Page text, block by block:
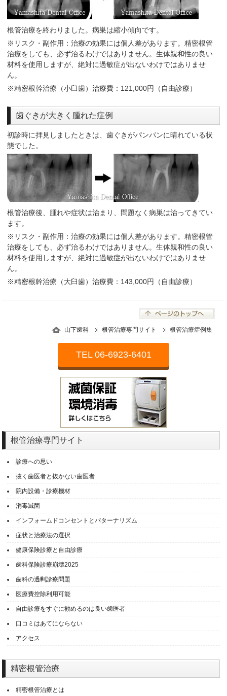
根管治療を終わりました。病巣は縮小傾向です。
※リスク・副作用：治療の効果には個人差があります。精密根管
治療をしても、必ず治るわけではありません。生体親和性の良い
材料を使用しますが、絶対に過敏症が出ないわけではありませ
ん。
※精密根幹治療（小臼歯）治療費：121,000円（自由診療）
歯ぐきが大きく腫れた症例
初診時に拝見しましたときは、歯ぐきがパンパンに晴れている状
態でした。
根管治療後、腫れや症状は治まり、問題なく病巣は治ってきてい
ます。
※リスク・副作用：治療の効果には個人差があります。精密根管
治療をしても、必ず治るわけではありません。生体親和性の良い
材料を使用しますが、絶対に過敏症が出ないわけではありませ
ん。
※精密根幹治療（大臼歯）治療費：143,000円（自由診療）
山下歯科 根管治療専門サイト 根管治療症例集
TEL 06-6923-6401
根管治療専門サイト
診療への思い
抜く歯医者と抜かない歯医者
院内設備・診療機材
消毒滅菌
インフォームドコンセントとパターナリズム
症状と治療法の選択
健康保険診療と自由診療
歯科保険診療崩壊2025
歯科の過剰診療問題
医療費控除利用可能
自由診療をすぐに勧めるのは良い歯医者
口コミはあてにならない
アクセス
精密根管治療
精密根管治療とは